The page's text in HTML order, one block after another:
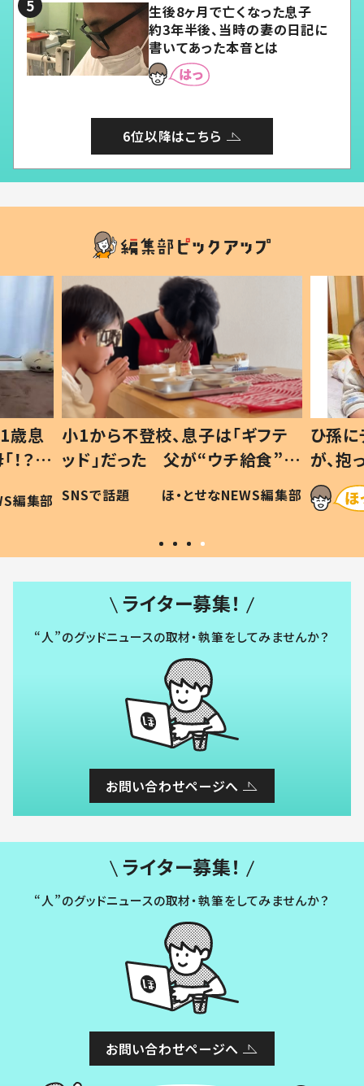
生後8ヶ月で亡くなった息子
約3年半後、当時の妻の日記に
書いてあった本音とは
6位以降はこちら
歳息
？」
編集部
小1から不登校、息子は「ギフテ
ッド」だった 父が“ウチ給食”を
作り続ける理由とは #令和の親
#令和の子
SNSで話題 ほ・とせなNEWS編集部
ひ孫
が、
「涙が
い」
ライター募集！
“人”のグッドニュースの取材・執筆をしてみませんか？
お問い合わせページへ
ライター募集！
“人”のグッドニュースの取材・執筆をしてみませんか？
お問い合わせページへ